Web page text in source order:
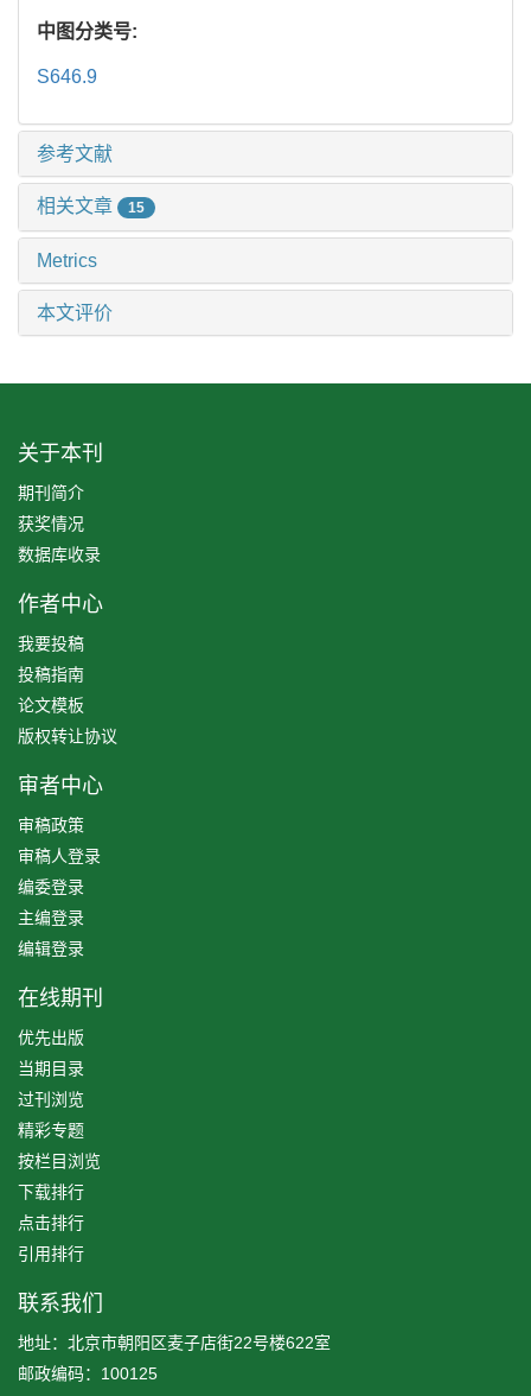
中图分类号:
S646.9
参考文献
相关文章 15
Metrics
本文评价
关于本刊
期刊简介
获奖情况
数据库收录
作者中心
我要投稿
投稿指南
论文模板
版权转让协议
审者中心
审稿政策
审稿人登录
编委登录
主编登录
编辑登录
在线期刊
优先出版
当期目录
过刊浏览
精彩专题
按栏目浏览
下载排行
点击排行
引用排行
联系我们
地址：北京市朝阳区麦子店街22号楼622室
邮政编码：100125